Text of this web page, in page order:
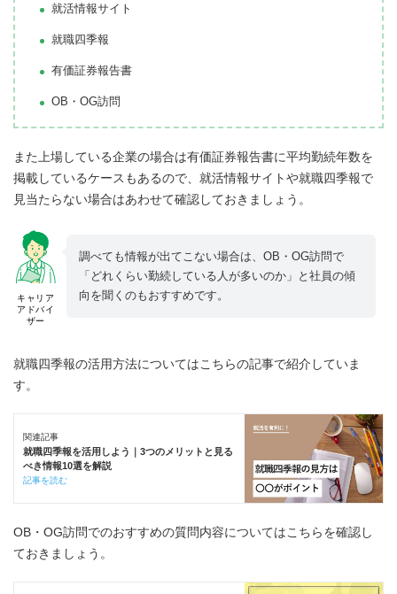
就活情報サイト
就職四季報
有価証券報告書
OB・OG訪問
また上場している企業の場合は有価証券報告書に平均勤続年数を
掲載しているケースもあるので、就活情報サイトや就職四季報で
見当たらない場合はあわせて確認しておきましょう。
キャリア
アドバイ
ザー
調べても情報が出てこない場合は、OB・OG訪問で
「どれくらい勤続している人が多いのか」と社員の傾
向を聞くのもおすすめです。
就職四季報の活用方法についてはこちらの記事で紹介していま
す。
関連記事
就職四季報を活用しよう｜3つのメリットと見る
べき情報10選を解説
記事を読む
OB・OG訪問でのおすすめの質問内容についてはこちらを確認し
ておきましょう。